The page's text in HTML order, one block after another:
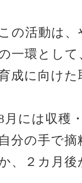
この活動は
一環とし
成に向け
月には収穫
自分の手で
、２カ月